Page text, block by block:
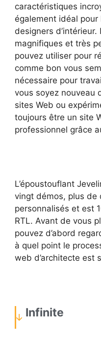
caractéristiques
également idéal
designers
magnifiques et très
pouvez utiliser pour
comme bon vous
nécessaire pour
vous soyez nouveau
sites Web ou
toujours être un site
professionnel grâce
L’époustouflant
vingt démos, plus de
personnalisés et est
RTL. Avant de vous
pouvez d’abord
à quel point le
web d’architecte est
Infinite